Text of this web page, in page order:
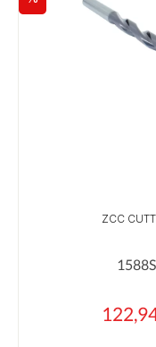
Rabatt
ZCC
Durchschnittliche